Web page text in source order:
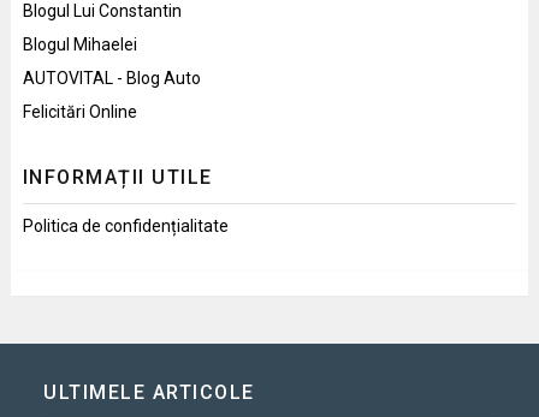
Blogul Lui Constantin
Blogul Mihaelei
AUTOVITAL - Blog Auto
Felicitări Online
INFORMAȚII UTILE
Politica de confidențialitate
ULTIMELE ARTICOLE